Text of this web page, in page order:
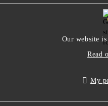
Our website
Read
My